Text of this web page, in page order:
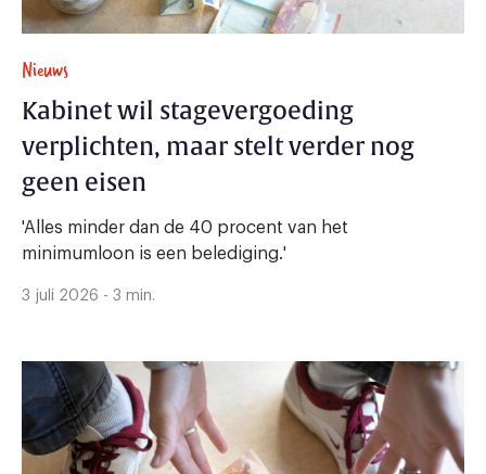
Nieuws
Kabinet wil stagevergoeding
verplichten, maar stelt verder nog
geen eisen
'Alles minder dan de 40 procent van het
minimumloon is een belediging.'
3 juli 2026 - 3 min.